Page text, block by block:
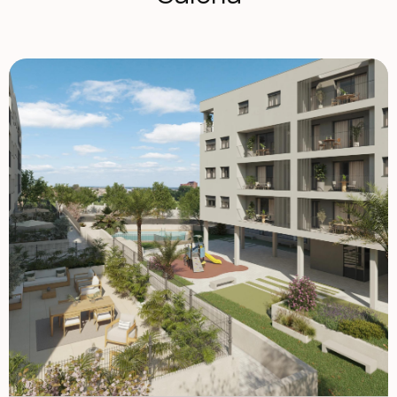
sklepami. Obiekty sportowe: Miejsca do ćwiczeń i
aktywności na świeżym powietrzu. Doskonała
infrastruktura dzielnicy gwarantuje komfort,
bezpieczeństwo i dostępność, czyniąc ją idealnym
miejscem zarówno dla rodzin, jak i inwestorów. Jakość i
projekt domów Domy zostały zaprojektowane z
nowoczesnym i efektywnym podejściem, wykorzystując
wysokiej jakości materiały i zrównoważoną technologię:
wzmocnione drzwi wejściowe dla zwiększenia
bezpieczeństwa. Zainstalowano klimatyzację kanałową
(ciepłą i zimną). Stolarstwo z przełamywem termicznym i
podwójnym szybowaniem w celu poprawy izolacji
termicznej i akustycznej. Krajowa produkcja ciepłej wody
za pomocą aerotermiki, gwarantująca efektywność
energetyczną i zrównoważony rozwój. Okolica z szybkim
dostępem do głównych punktów zainteresowania Dzielnica
San Agustín położona jest na łagodnym wzgórzu, oferując
panoramiczne widoki na panoramę miasta Alicante, górę
Benacantil i okoliczne góry. Jego śródziemnomorski klimat
oraz bliskość terenów zielonych i rekreacyjnych czynią ją